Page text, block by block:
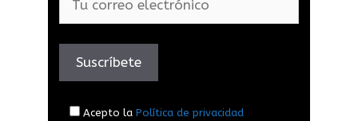
Acepto la Política de privacidad